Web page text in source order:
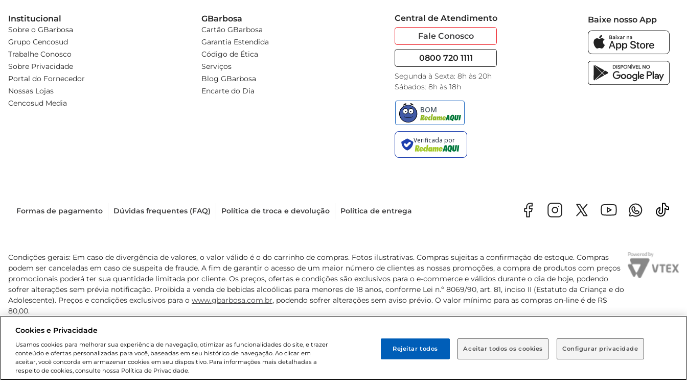
Institucional
Sobre o GBarbosa
Grupo Cencosud
Trabalhe Conosco
Sobre Privacidade
Portal do Fornecedor
Nossas Lojas
Cencosud Media
GBarbosa
Cartão GBarbosa
Garantia Estendida
Código de Ética
Serviços
Blog GBarbosa
Encarte do Dia
Central de Atendimento
Fale Conosco
0800 720 1111
Segunda à Sexta: 8h às 20h
Sábados: 8h às 18h
Baixe nosso App
Formas de pagamento Dúvidas frequentes (FAQ) Política de troca e devolução Política de entrega
Condições gerais: Em caso de divergência de valores, o valor válido é o do carrinho de compras. Fotos ilustrativas. Compras sujeitas a confirmação de estoque. Compras
podem ser canceladas em caso de suspeita de fraude. A fim de garantir o acesso de um maior número de clientes as nossas promoções, a compra de produtos com preços
promocionais poderá ter sua quantidade limitada por cliente. Os preços, ofertas e condições são exclusivos para o e-commerce e válidos durante o dia de hoje, podendo
sofrer alterações sem prévia notificação. Proibida a venda de bebidas alcoólicas para menores de 18 anos, conforme Lei n.º 8069/90, art. 81, inciso II (Estatuto da Criança e do
Adolescente). Preços e condições exclusivos para o www.gbarbosa.com.br, podendo sofrer alterações sem aviso prévio. O valor mínimo para as compras on-line é de R$
80,00.
Cookies e Privacidade
Usamos cookies para melhorar sua experiência de navegação, otimizar as funcionalidades do site, e trazer
conteúdo e ofertas personalizadas para você, baseadas em seu histórico de navegação. Ao clicar em
aceitar, você concorda em armazenar cookies em seu dispositivo. Para informações mais detalhadas a
respeito de cookies, consulte nossa Política de Privacidade.
Configurar privacidade
Rejeitar todos Aceitar todos os cookies